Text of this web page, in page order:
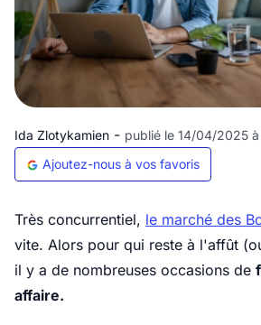
Ida Zlotykamien - publié le 14/04/2025
Ajoutez-nous à vos favoris
Très concurrentiel, le marché des
vite. Alors pour qui reste à l'affût
il y a de nombreuses occasions de
affaire.